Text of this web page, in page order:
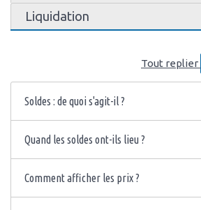
Liquidation
Tout replier
Soldes : de quoi s'agit-il ?
Quand les soldes ont-ils lieu ?
Comment afficher les prix ?